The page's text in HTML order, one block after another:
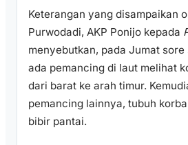
Keterangan yang disampaikan
Purwodadi, AKP Ponijo kepada
menyebutkan, pada Jumat sore
ada pemancing di laut melihat
dari barat ke arah timur.
pemancing lainnya, tubuh
bibir pantai.